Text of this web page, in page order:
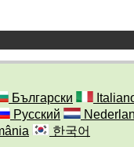
Български
Русский
한국어